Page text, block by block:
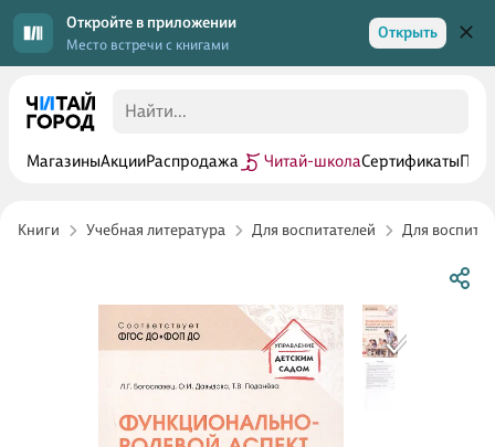
Откройте в приложении
Место встречи с книгами
Открыть
МагазиныАкцииРаспродажа Читай-школаСертификаты
Книги Учебная литература Для воспитателей Для